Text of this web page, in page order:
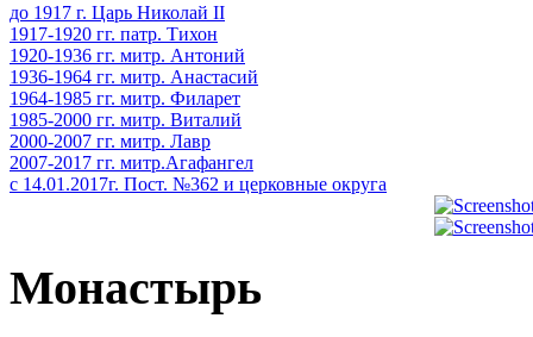
до 1917 г. Царь Николай II
1917-1920 гг. патр. Тихон
1920-1936 гг. митр. Антоний
1936-1964 гг. митр. Анастасий
1964-1985 гг. митр. Филарет
1985-2000 гг. митр. Виталий
2000-2007 гг. митр. Лавр
2007-2017 гг. митр.Агафангел
с 14.01.2017г. Пост. №362 и церковные округа
Монастырь